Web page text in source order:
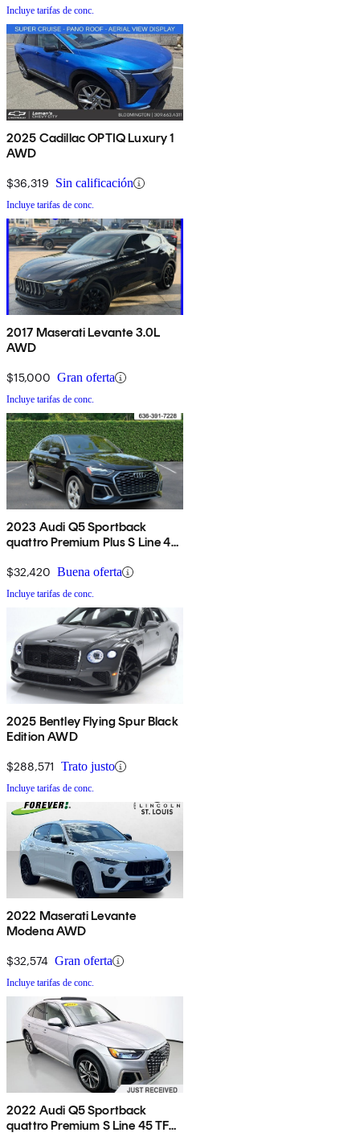
Incluye tarifas de conc.
2025 Cadillac OPTIQ Luxury 1
AWD
$36,319 Sin calificación
Incluye tarifas de conc.
2017 Maserati Levante 3.0L
AWD
$15,000 Gran oferta
Incluye tarifas de conc.
2023 Audi Q5 Sportback
quattro Premium Plus S Line 45
$32,420 Buena oferta
Incluye tarifas de conc.
2025 Bentley Flying Spur Black
Edition AWD
$288,571 Trato justo
Incluye tarifas de conc.
2022 Maserati Levante
Modena AWD
$32,574 Gran oferta
Incluye tarifas de conc.
2022 Audi Q5 Sportback
quattro Premium S Line 45 TFSI